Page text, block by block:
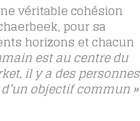
véritable cohésion
pour sa
horizons et chacun
est au centre du
il y a des personnes
objectif commun »